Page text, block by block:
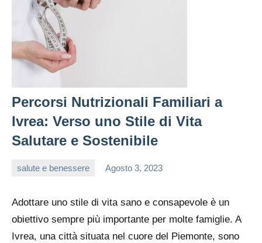
Percorsi Nutrizionali Familiari a
Ivrea: Verso uno Stile di Vita
Salutare e Sostenibile
salute e benessere Agosto 3, 2023
Adottare uno stile di vita sano e consapevole è un
obiettivo sempre più importante per molte famiglie. A
Ivrea, una città situata nel cuore del Piemonte, sono